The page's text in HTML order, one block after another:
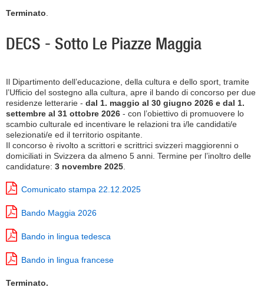
Terminato
DECS - Sotto Le Piazze Maggia
Il Dipartimento dell’educazione, della cultura e dello sport, tramite
l’Ufficio del sostegno alla cultura, apre il bando di concorso per due
residenze letterarie - dal 1. maggio al 30 giugno 2026 e dal 1.
settembre al 31 ottobre 2026 - con l’obiettivo di promuovere lo
scambio culturale ed incentivare le relazioni tra i/le candidati/e
selezionati/e ed il territorio ospitante.
Il concorso è rivolto a scrittori e scrittrici svizzeri maggiorenni o
domiciliati in Svizzera da almeno 5 anni. Termine per l’inoltro delle
candidature: 3 novembre 2025
Comunicato stampa 22.12.2025
Bando Maggia 2026
Bando in lingua tedesca
Bando in lingua francese
Terminato.